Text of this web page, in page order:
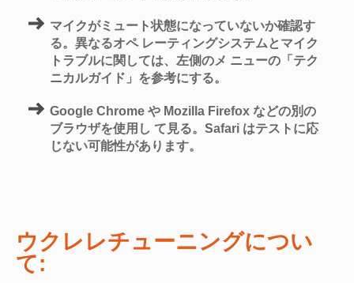
マイクがミュート状態になっていないか確認す
る。異なるオペ レーティングシステムとマイク
トラブルに関しては、左側のメ ニューの「テク
ニカルガイド」を参考にする。
Google Chrome や Mozilla Firefox などの別の
ブラウザを使用し て見る。Safari はテストに応
じない可能性があります。
ウクレレチューニングについ
て: